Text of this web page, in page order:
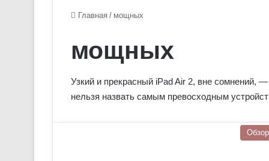
Главная / мощных
мощных
Узкий и прекрасный iPad Air 2, вне сомнений,
нельзя назвать самым превосходным